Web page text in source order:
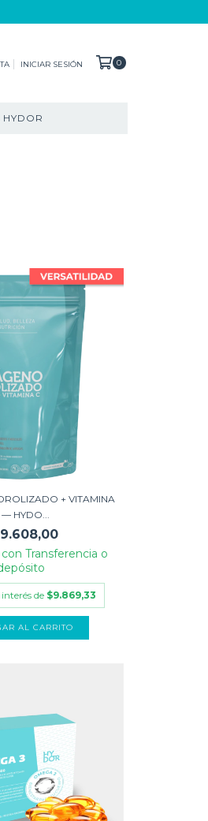
INICIAR SESIÓN 0
+ VITAMINA
— HYDO...
con Transferencia o
de $9.869,33
AL CARRITO